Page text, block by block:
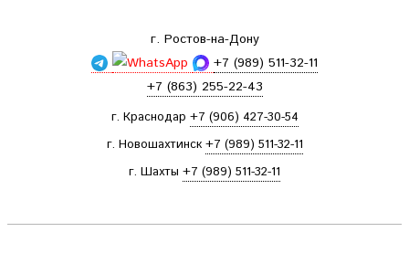
г. Ростов-на-Дону
+7 (989) 511-32-11
+7 (863) 255-22-43
г. Краснодар +7 (906) 427-30-54
г. Новошахтинск +7 (989) 511-32-11
г. Шахты +7 (989) 511-32-11